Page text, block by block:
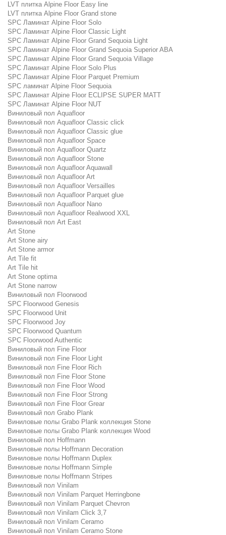
LVT плитка Alpine Floor Easy line
LVT плитка Alpine Floor Grand stone
SPC Ламинат Alpine Floor Solo
SPC Ламинат Alpine Floor Classic Light
SPC Ламинат Alpine Floor Grand Sequoia Light
SPC Ламинат Alpine Floor Grand Sequoia Superior ABA
SPC Ламинат Alpine Floor Grand Sequoia Village
SPC Ламинат Alpine Floor Solo Plus
SPC Ламинат Alpine Floor Parquet Premium
SPC ламинат Alpine Floor Sequoia
SPC Ламинат Alpine Floor ECLIPSE SUPER MATT
SPC Ламинат Alpine Floor NUT
Виниловый пол Aquafloor
Виниловый пол Aquafloor Classic click
Виниловый пол Aquafloor Classic glue
Виниловый пол Aquafloor Space
Виниловый пол Aquafloor Quartz
Виниловый пол Aquafloor Stone
Виниловый пол Aquafloor Aquawall
Виниловый пол Aquafloor Art
Виниловый пол Aquafloor Versailles
Виниловый пол Aquafloor Parquet glue
Виниловый пол Aquafloor Nano
Виниловый пол Aquafloor Realwood XXL
Виниловый пол Art East
Art Stone
Art Stone airy
Art Stone armor
Art Tile fit
Art Tile hit
Art Stone optima
Art Stone narrow
Виниловый пол Floorwood
SPC Floorwood Genesis
SPC Floorwood Unit
SPC Floorwood Joy
SPC Floorwood Quantum
SPC Floorwood Authentic
Виниловый пол Fine Floor
Виниловый пол Fine Floor Light
Виниловый пол Fine Floor Rich
Виниловый пол Fine Floor Stone
Виниловый пол Fine Floor Wood
Виниловый пол Fine Floor Strong
Виниловый пол Fine Floor Grear
Виниловый пол Grabo Plank
Виниловые полы Grabo Plank коллекция Stone
Виниловые полы Grabo Plank коллекция Wood
Виниловый пол Hoffmann
Виниловые полы Hoffmann Decoration
Виниловые полы Hoffmann Duplex
Виниловые полы Hoffmann Simple
Виниловые полы Hoffmann Stripes
Виниловый пол Vinilam
Виниловый пол Vinilam Parquet Herringbone
Виниловый пол Vinilam Parquet Chevron
Виниловый пол Vinilam Click 3,7
Виниловый пол Vinilam Ceramo
Виниловый пол Vinilam Ceramo Stone